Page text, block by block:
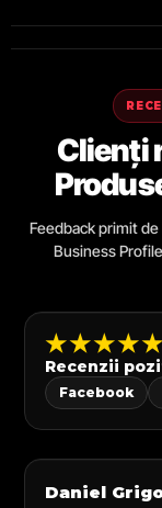
Clienți
Feedback primit
Business
★★★★★
Recenzii
Facebook
Daniel